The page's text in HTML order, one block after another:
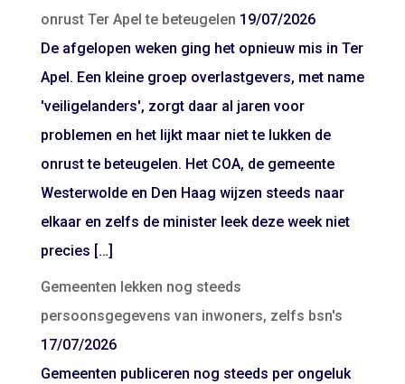
onrust Ter Apel te beteugelen 19/07/2026
De afgelopen weken ging het opnieuw mis in Ter
Apel. Een kleine groep overlastgevers, met name
'veiligelanders', zorgt daar al jaren voor
problemen en het lijkt maar niet te lukken de
onrust te beteugelen. Het COA, de gemeente
Westerwolde en Den Haag wijzen steeds naar
elkaar en zelfs de minister leek deze week niet
precies […]
Gemeenten lekken nog steeds
persoonsgegevens van inwoners, zelfs bsn's
17/07/2026
Gemeenten publiceren nog steeds per ongeluk